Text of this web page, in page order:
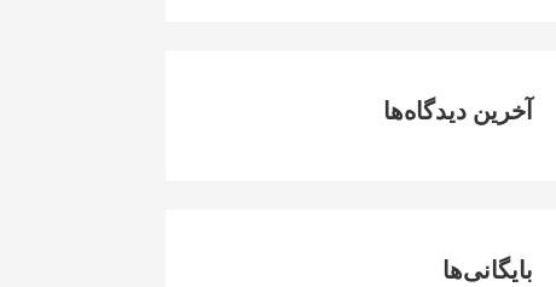
آخرین دیدگاه‌ها
بایگانی‌ها